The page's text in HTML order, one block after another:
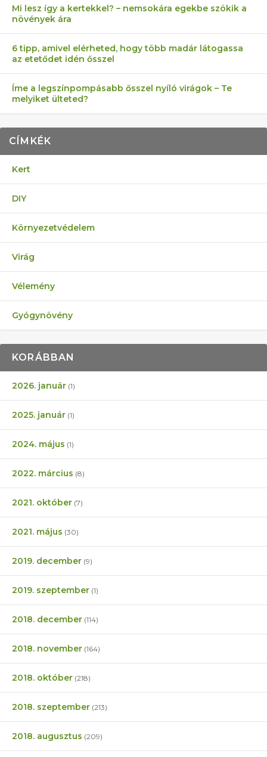
Mi lesz így a kertekkel? – nemsokára egekbe szökik a
növények ára
6 tipp, amivel elérheted, hogy több madár látogassa
az etetődet idén ősszel
Íme a legszínpompásabb ősszel nyíló virágok – Te
melyiket ülteted?
CÍMKÉK
Kert
DIY
Környezetvédelem
Virág
Vélemény
Gyógynövény
KORÁBBAN
2026. január (1)
2025. január (1)
2024. május (1)
2022. március (8)
2021. október (7)
2021. május (30)
2019. december (9)
2019. szeptember (1)
2018. december (114)
2018. november (164)
2018. október (218)
2018. szeptember (213)
2018. augusztus (209)